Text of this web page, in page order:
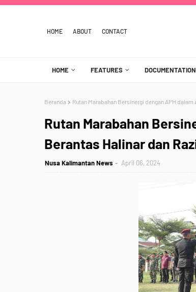
HOME ABOUT CONTACT
HOME FEATURES DOCUMENTATION
Beranda Rutan Marabahan Bersinergi dengan APH
Rutan Marabahan
Berantas Halinar dan
Nusa Kalimantan News April 06, 2024